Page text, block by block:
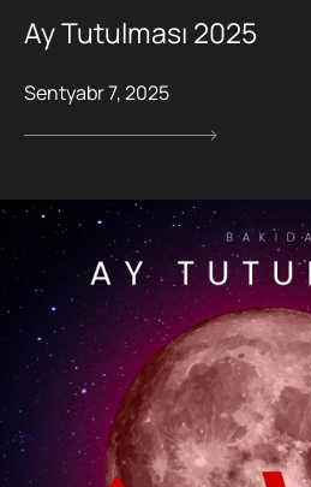
Ay Tutulması 2025
Sentyabr 7, 2025